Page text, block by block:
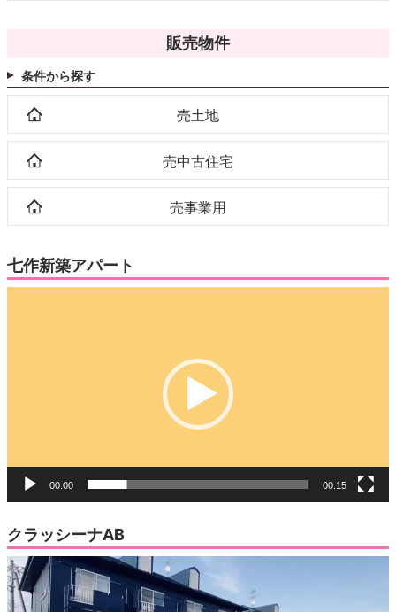
販売物件
条件から探す
売土地
売中古住宅
売事業用
七作新築アパート
00:00 00:15
クラッシーナAB
動
画
プ